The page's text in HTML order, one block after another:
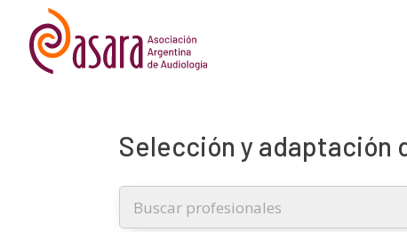
Selección y adaptación